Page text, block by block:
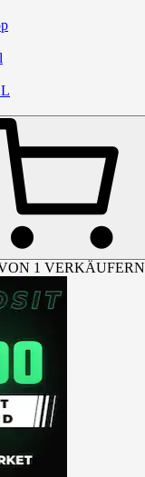
1 VERKÄUFERN